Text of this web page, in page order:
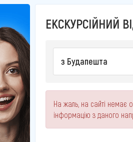
ЕКСКУРСІЙНИЙ
з Будапешта
На жаль, на сайті немає
інформацію з даного